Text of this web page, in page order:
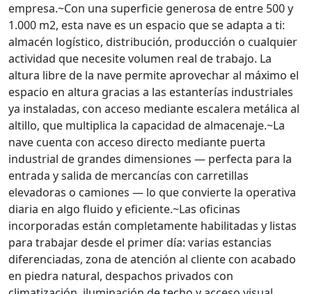
empresa.~Con una superficie generosa de entre 500 y
1.000 m2, esta nave es un espacio que se adapta a ti:
almacén logístico, distribución, producción o cualquier
actividad que necesite volumen real de trabajo. La
altura libre de la nave permite aprovechar al máximo el
espacio en altura gracias a las estanterías industriales
ya instaladas, con acceso mediante escalera metálica al
altillo, que multiplica la capacidad de almacenaje.~La
nave cuenta con acceso directo mediante puerta
industrial de grandes dimensiones — perfecta para la
entrada y salida de mercancías con carretillas
elevadoras o camiones — lo que convierte la operativa
diaria en algo fluido y eficiente.~Las oficinas
incorporadas están completamente habilitadas y listas
para trabajar desde el primer día: varias estancias
diferenciadas, zona de atención al cliente con acabado
en piedra natural, despachos privados con